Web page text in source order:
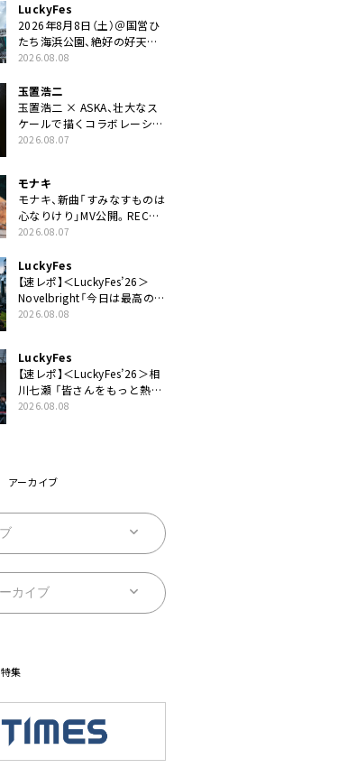
LuckyFes
2026年8月8日（土）＠国営ひ
たち海浜公園、絶好の好天の
中＜LuckyFes’26＞開幕
2026.08.08
玉置浩二
玉置浩二 × ASKA、壮大なス
ケールで描くコラボレーショ
ン曲「音銀河」リリース決定。
2026.08.07
モナキ
モナキ、新曲「すみなすものは
心なりけり」MV公開。RECの
ギターにEvery Little Thing・
2026.08.07
LuckyFes
【速レポ】＜LuckyFes’26＞
Novelbright「今日は最高のフ
ェス日和。最高の休日を、最
2026.08.08
LuckyFes
【速レポ】＜LuckyFes’26＞相
川七瀬 「皆さんをもっと熱
く、熱く、熱く盛り上げていき
2026.08.08
アーカイブ
特集